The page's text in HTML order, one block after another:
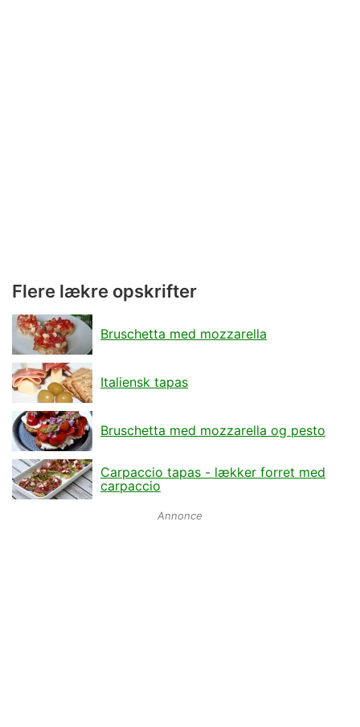
Flere lækre opskrifter
Bruschetta med mozzarella
Italiensk tapas
Bruschetta med mozzarella og pesto
Carpaccio tapas - lækker forret med
carpaccio
Annonce